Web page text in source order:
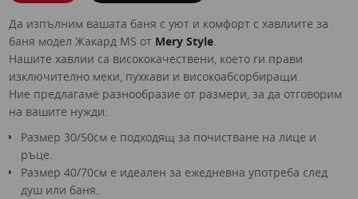
Да изпълним вашата баня с уют и комфорт с хавлиите за
баня модел Жакард MS от Mery Style.
Нашите хавлии са висококачествени, което ги прави
изключително меки, пухкави и високоабсорбиращи.
Ние предлагаме разнообразие от размери, за да отговорим
на вашите нужди:
Размер 30/50см е подходящ за почистване на лице и
ръце.
Размер 40/70см е идеален за ежедневна употреба след
душ или баня.